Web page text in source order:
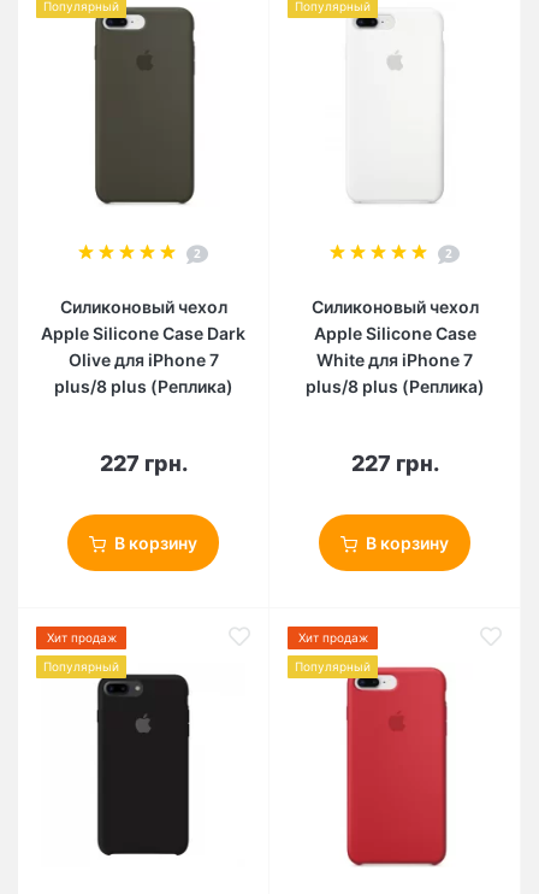
Популярный
2
Силиконовый чехол
Apple Silicone Case Dark
Olive для iPhone 7
plus/8 plus (Реплика)
227 грн.
В корзину
Популярный
2
Силиконовый чехол
Apple Silicone Case
White для iPhone 7
plus/8 plus (Реплика)
227 грн.
В корзину
Хит продаж
Популярный
Хит продаж
Популярный